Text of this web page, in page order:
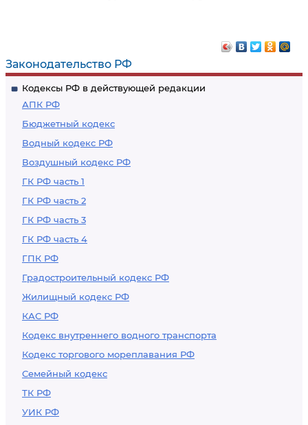
Законодательство РФ
Кодексы РФ в действующей редакции
АПК РФ
Бюджетный кодекс
Водный кодекс РФ
Воздушный кодекс РФ
ГК РФ часть 1
ГК РФ часть 2
ГК РФ часть 3
ГК РФ часть 4
ГПК РФ
Градостроительный кодекс РФ
Жилищный кодекс РФ
КАС РФ
Кодекс внутреннего водного транспорта
Кодекс торгового мореплавания РФ
Семейный кодекс
ТК РФ
УИК РФ